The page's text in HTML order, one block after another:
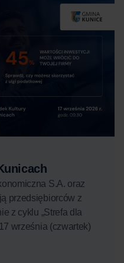
S.A. oraz
przedsiębiorców z
z cyklu „Strefa dla
września (czwartek)